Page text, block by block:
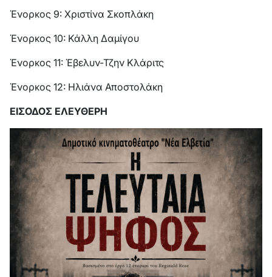
Ένορκος 9: Χριστίνα Σκοπλάκη
Ένορκος 10: Κάλλη Δαμίγου
Ένορκος 11: Έβελυν-Τζην Κλάριτς
Ένορκος 12: Ηλιάνα Αποστολάκη
ΕΙΣΟΔΟΣ ΕΛΕΥΘΕΡΗ